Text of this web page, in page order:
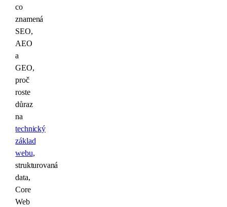
co
znamená
SEO,
AEO
a
GEO,
proč
roste
důraz
na
technický
základ
webu,
strukturovaná
data,
Core
Web